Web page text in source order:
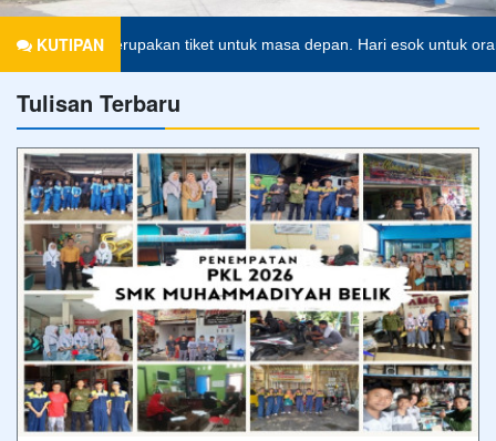
KUTIPAN
merupakan tiket untuk masa depan. Hari esok untuk orang-
Tulisan Terbaru